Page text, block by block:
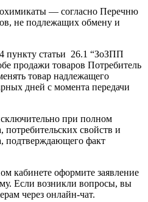
— согласно Перечню
не подлежащих обмену и
пункту статьи 26.1 “ЗоЗПП
продажи товаров Потребитель
товар надлежащего
дней с момента передачи
при полном
потребительских свойств и
подтверждающего факт
кабинете оформите заявление
Если возникли вопросы, вы
через онлайн-чат.